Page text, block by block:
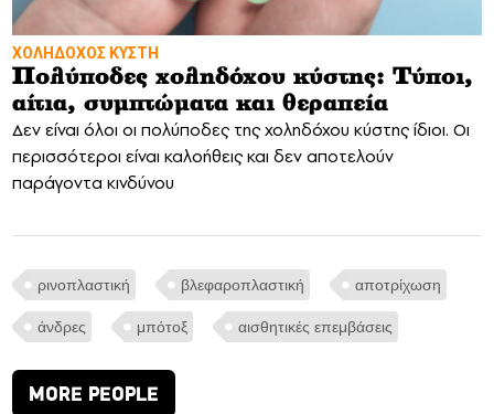
ΧΟΛΗΔΟΧΟΣ ΚΥΣΤΗ
Πολύποδες χοληδόχου κύστης: Τύποι,
αίτια, συμπτώματα και θεραπεία
Δεν είναι όλοι οι πολύποδες της χοληδόχου κύστης ίδιοι. Οι
περισσότεροι είναι καλοήθεις και δεν αποτελούν
παράγοντα κινδύνου
ρινοπλαστική βλεφαροπλαστική αποτρίχωση
άνδρες μπότοξ αισθητικές επεμβάσεις
MORE PEOPLE